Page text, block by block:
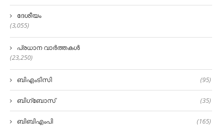
ദേശീയം
(3,055)
പ്രധാന വാർത്തകൾ
(23,250)
ബിഎംടിസി (95)
ബിഗ്‌ബോസ് (35)
ബിബിഎംപി (165)